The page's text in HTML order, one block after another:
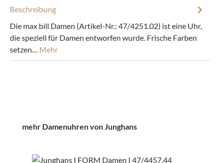
Beschreibung
Die max bill Damen (Artikel-Nr.: 47/4251.02) ist eine Uhr,
die speziell für Damen entworfen wurde. Frische Farben
setzen… Mehr
Produktgalerie überspringen
mehr Damenuhren von Junghans